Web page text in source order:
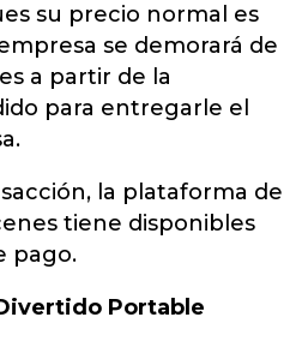
su precio normal es
se demorará de
a partir de la
para entregarle el
la plataforma de
tiene disponibles
pago.
Portable